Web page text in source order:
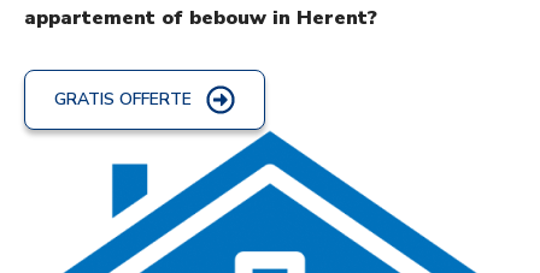
appartement of bebouw in Herent?
GRATIS OFFERTE